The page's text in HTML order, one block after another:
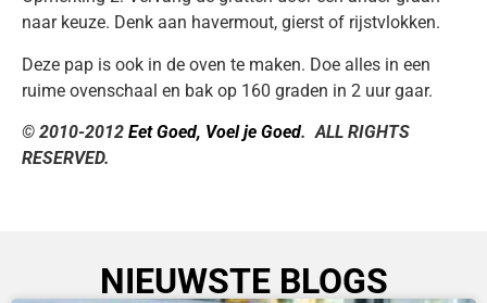
naar keuze. Denk aan havermout, gierst of rijstvlokken.
Deze pap is ook in de oven te maken. Doe alles in een
ruime ovenschaal en bak op 160 graden in 2 uur gaar.
© 2010-2012 Eet Goed, Voel je Goed. ALL RIGHTS
RESERVED.
NIEUWSTE BLOGS